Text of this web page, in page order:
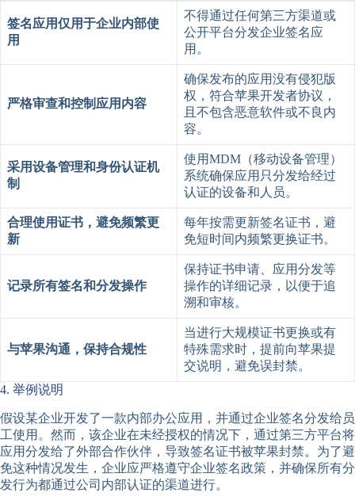
签名应用仅用于企业内部使
用
不得通过任何第三方渠道或
公开平台分发企业签名应
用。
严格审查和控制应用内容
确保发布的应用没有侵犯版
权，符合苹果开发者协议，
且不包含恶意软件或不良内
容。
采用设备管理和身份认证机
制
使用MDM（移动设备管理）
系统确保应用只分发给经过
认证的设备和人员。
合理使用证书，避免频繁更
新
每年按需更新签名证书，避
免短时间内频繁更换证书。
记录所有签名和分发操作
保持证书申请、应用分发等
操作的详细记录，以便于追
溯和审核。
与苹果沟通，保持合规性
当进行大规模证书更换或有
特殊需求时，提前向苹果提
交说明，避免误封禁。
4. 举例说明
假设某企业开发了一款内部办公应用，并通过企业签名分发给员
工使用。然而，该企业在未经授权的情况下，通过第三方平台将
应用分发给了外部合作伙伴，导致签名证书被苹果封禁。为了避
免这种情况发生，企业应严格遵守企业签名政策，并确保所有分
发行为都通过公司内部认证的渠道进行。